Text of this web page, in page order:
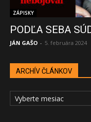
ZÁPISKY
PODĽA SEBA
JÁN GAŠO - 5. februára 2024
ARCHÍV ČLÁNKOV
ARCHÍV
ČLÁNKOV